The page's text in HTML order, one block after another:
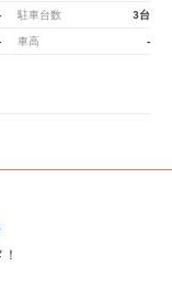
駐車台数 3台
車高 -